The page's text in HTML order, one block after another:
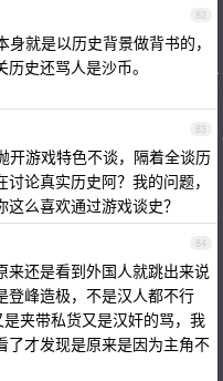
82
就是以历史背景做背书的，
史还骂人是沙币。
83
开游戏特色不谈，隔着全谈历
论真实历史阿？我的问题，
么喜欢通过游戏谈史？
84
来还是看到外国人就跳出来说
登峰造极，不是汉人都不行
夹带私货又是汉奸的骂，我
了才发现是原来是因为主角不